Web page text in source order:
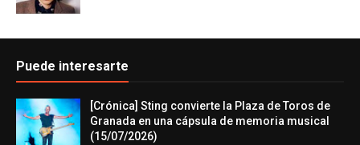
Puede interesarte
[Crónica] Sting convierte la Plaza de Toros de
Granada en una cápsula de memoria musical
(15/07/2026)